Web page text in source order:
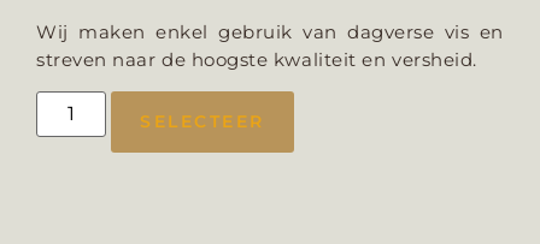
Wij maken enkel gebruik van dagverse vis en
streven naar de hoogste kwaliteit en versheid.
SELECTEER